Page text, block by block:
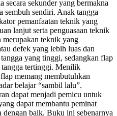
secara sekunder yang bermakna
sembuh sendiri. Anak tangga
pemanfaatan teknik yang
lanjut serta penguasaan teknik
teknik yang
defek yang lebih luas dan
yang tinggi, sedangkan flap
tangga tertinggi. Menilik
memang membutuhkan
belajar “sambil lalu”.
dapat menjadi pemicu untuk
dapat membantu peminat
dengan baik. Buku ini sebenarnya